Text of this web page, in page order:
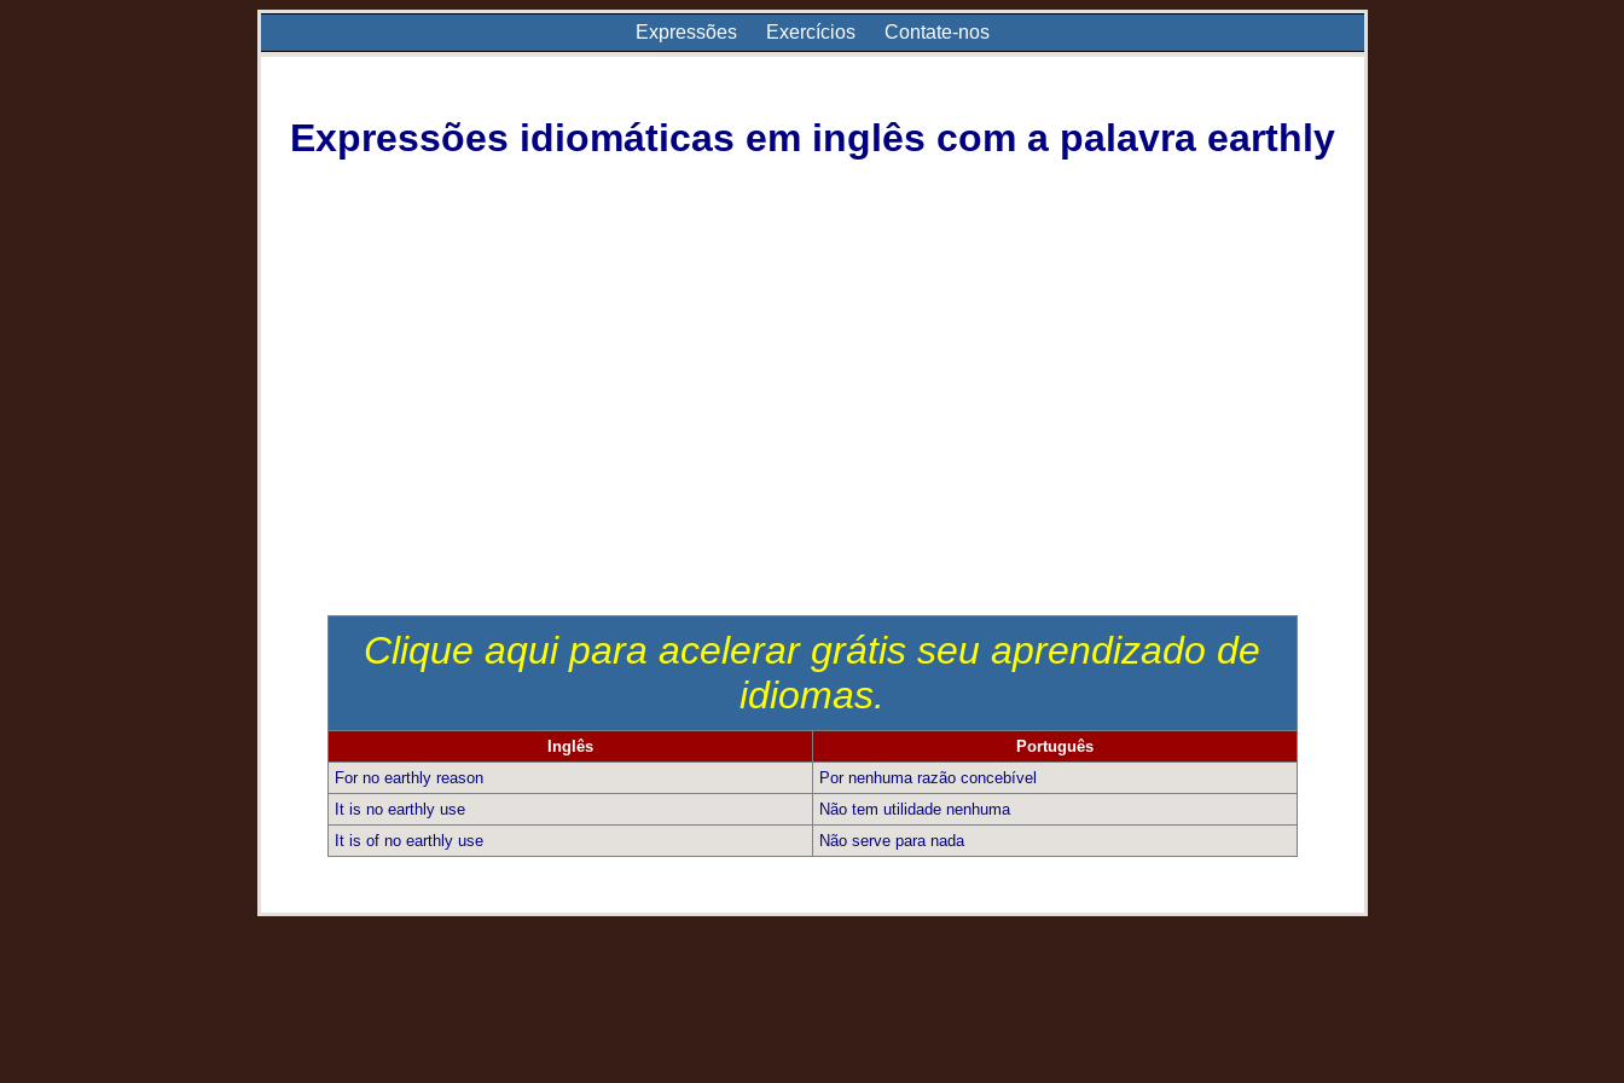
Expressões Exercícios Contate-nos
Expressões idiomáticas em inglês com a palavra earthly
Clique aqui para acelerar grátis seu aprendizado de
idiomas.
Inglês
Português
For no earthly reason
Por nenhuma razão concebível
It is no earthly use
Não tem utilidade nenhuma
It is of no earthly use
Não serve para nada